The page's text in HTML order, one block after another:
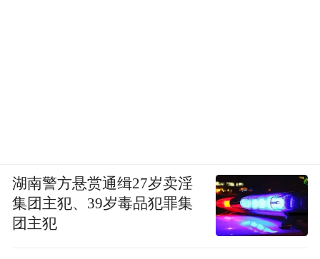
湖南警方悬赏通缉27岁卖淫
集团主犯、39岁毒品犯罪集
团主犯